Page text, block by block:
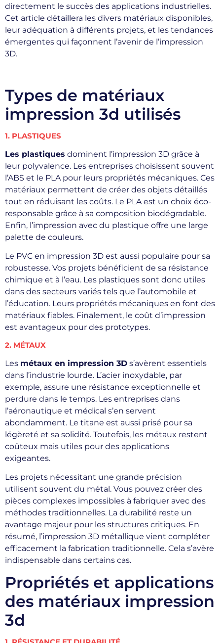
directement le succès des applications industrielles.
Cet article détaillera les divers matériaux disponibles,
leur adéquation à différents projets, et les tendances
émergentes qui façonnent l’avenir de l’impression
3D.
Types de matériaux
impression 3d utilisés
1. PLASTIQUES
Les plastiques dominent l’impression 3D grâce à
leur polyvalence. Les entreprises choisissent souvent
l’ABS et le PLA pour leurs propriétés mécaniques. Ces
matériaux permettent de créer des objets détaillés
tout en réduisant les coûts. Le PLA est un choix éco-
responsable grâce à sa composition biodégradable.
Enfin, l’impression avec du plastique offre une large
palette de couleurs.
Le PVC en impression 3D est aussi populaire pour sa
robustesse. Vos projets bénéficient de sa résistance
chimique et à l’eau. Les plastiques sont donc utiles
dans des secteurs variés tels que l’automobile et
l’éducation. Leurs propriétés mécaniques en font des
matériaux fiables. Finalement, le coût d’impression
est avantageux pour des prototypes.
2. MÉTAUX
Les métaux en impression 3D s’avèrent essentiels
dans l’industrie lourde. L’acier inoxydable, par
exemple, assure une résistance exceptionnelle et
perdure dans le temps. Les entreprises dans
l’aéronautique et médical s’en servent
abondamment. Le titane est aussi prisé pour sa
légèreté et sa solidité. Toutefois, les métaux restent
coûteux mais utiles pour des applications
exigeantes.
Les projets nécessitant une grande précision
utilisent souvent du métal. Vous pouvez créer des
pièces complexes impossibles à fabriquer avec des
méthodes traditionnelles. La durabilité reste un
avantage majeur pour les structures critiques. En
résumé, l’impression 3D métallique vient compléter
efficacement la fabrication traditionnelle. Cela s’avère
indispensable dans certains cas.
Propriétés et applications
des matériaux impression
3d